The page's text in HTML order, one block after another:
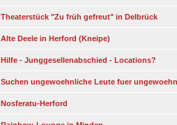
Theaterstück "Zu früh gefreut" in Delbrück
Alte Deele in Herford (Kneipe)
Hilfe - Junggesellenabschied - Locations?
Suchen ungewoehnliche Leute fuer
Nosferatu-Herford